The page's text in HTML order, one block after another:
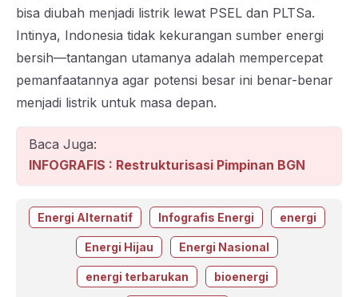
bisa diubah menjadi listrik lewat PSEL dan PLTSa.
Intinya, Indonesia tidak kekurangan sumber energi
bersih—tantangan utamanya adalah mempercepat
pemanfaatannya agar potensi besar ini benar-benar
menjadi listrik untuk masa depan.
Baca Juga:
INFOGRAFIS : Restrukturisasi Pimpinan BGN
Energi Alternatif Infografis Energi energi
Energi Hijau Energi Nasional
energi terbarukan bioenergi